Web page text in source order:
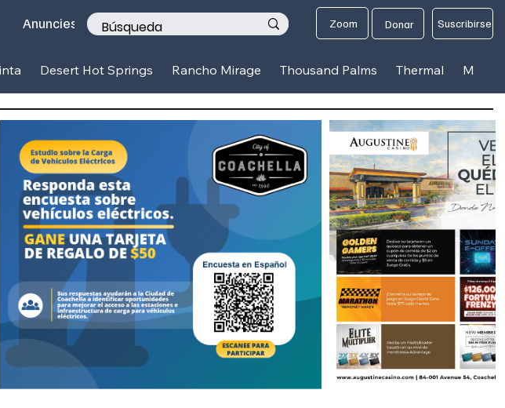
Desert Hot Springs Rancho Mirage Thousand Palms Thermal Mecca
Anunciese con nosotros Zoom Donar Suscribirse